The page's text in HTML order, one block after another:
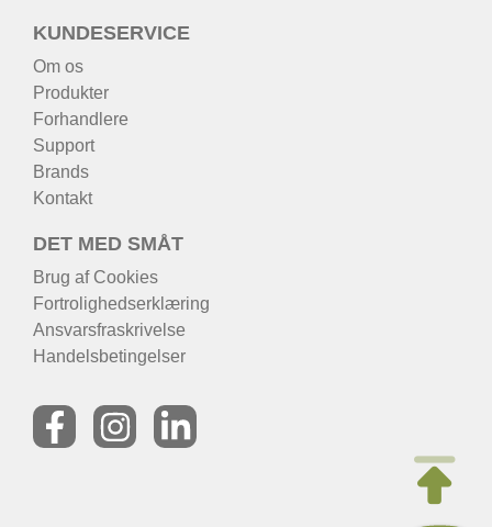
KUNDESERVICE
Om os
Produkter
Forhandlere
Support
Brands
Kontakt
DET MED SMÅT
Brug af Cookies
Fortrolighedserklæring
Ansvarsfraskrivelse
Handelsbetingelser